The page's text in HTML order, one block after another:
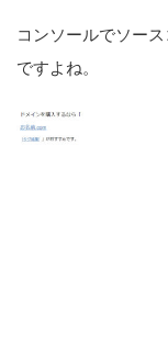
コンソールでソー
ですよね。